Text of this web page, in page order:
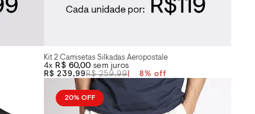
Kit 2 Camisetas Silkadas Aeropostale
R$ 259,99
R$ 239,99 8%
4x R$ 60,00sem juros
20% OFF